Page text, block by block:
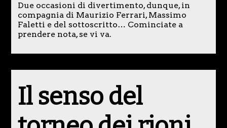
Due occasioni di divertimento, dunque, in
compagnia di Maurizio Ferrari, Massimo
Faletti e del sottoscritto… Cominciate a
prendere nota, se vi va.
Il senso del